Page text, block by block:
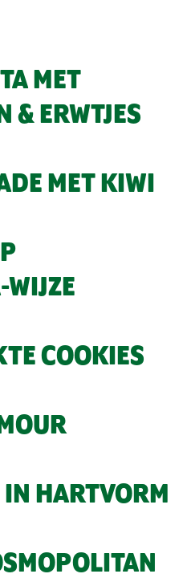
MET
& ERWTJES
MET KIWI
COOKIES
HARTVORM